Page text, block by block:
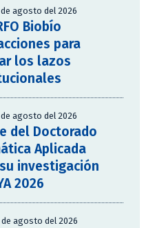
agosto del 2026
Biobío
para
los lazos
agosto del 2026
del Doctorado
Aplicada
investigación
2026
agosto del 2026